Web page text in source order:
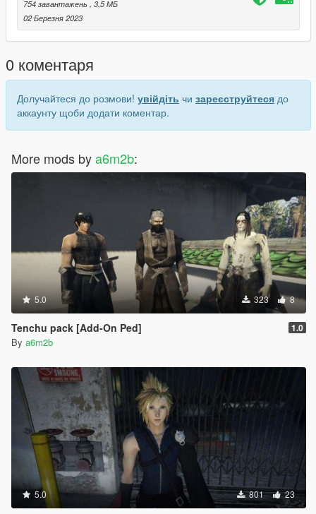
754 завантажень
, 3,5 МБ
02 Березня 2023
0 коментаря
Долучайтеся до розмови! увійдіть чи зареєструйтеся до
аккаунту щоби додати коментар.
More mods bya6m2b:
5.0 323 8
Tenchu pack [Add-On Ped] 1.0
By a6m2b
5.0 801 23